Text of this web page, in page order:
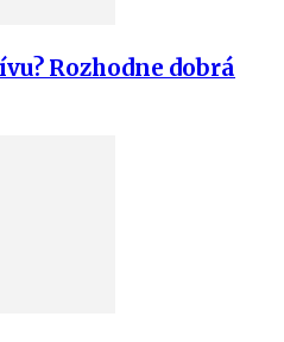
Rozhodne dobrá